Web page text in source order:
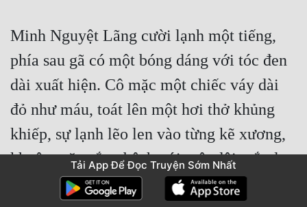
Minh Nguyệt Lãng cười lạnh một tiếng,
phía sau gã có một bóng dáng với tóc đen
dài xuất hiện. Cô mặc một chiếc váy dài
đỏ như máu, toát lên một hơi thở khủng
khiếp, sự lạnh lẽo len vào từng kẽ xương,
khuôn mặt trắng bệch với một đôi mắt đen
không có tròng trắng, khủng b0 khôn cùng.
Tải App Để Đọc Truyện Sớm Nhất